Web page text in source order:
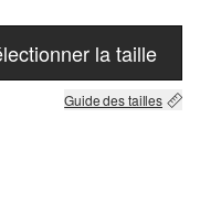
la taille
Guide des tailles